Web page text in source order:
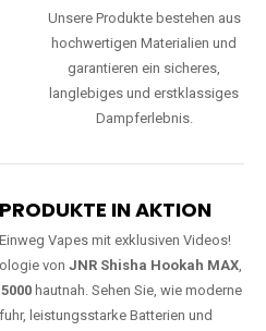
Unsere Produkte bestehen aus
hochwertigen Materialien und
garantieren ein sicheres,
langlebiges und erstklassiges
Dampferlebnis.
PRODUKTE IN AKTION
Vapes mit exklusiven Videos!
von JNR Shisha Hookah MAX,
hautnah. Sehen Sie, wie moderne
leistungsstarke Batterien und